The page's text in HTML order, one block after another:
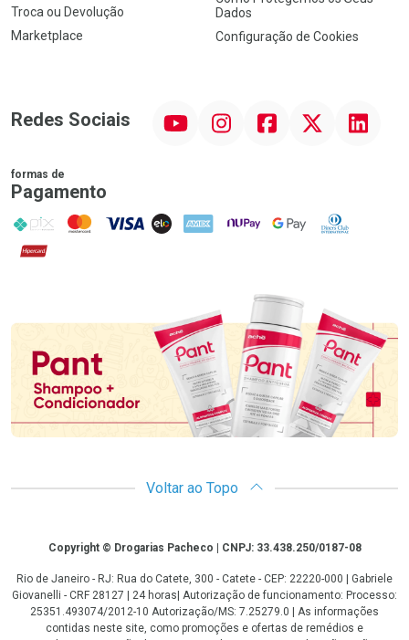
Troca ou Devolução
Marketplace
Dados
Configuração de Cookies
Redes Sociais InstagramFacebook Linkedin
formas de
Pagamento
PIX MasterCard
VISA ELO AMEX NuPay Google PayDiners Club
Hipercard
Promoção em Destaque
Voltar ao Topo
CopyrightCopyright © Drogarias Pacheco | CNPJ: 33.438.250/0187-08
Rio de Janeiro - RJ: Rua do Catete, 300 - Catete - CEP: 22220-000 | Gabriele
Giovanelli - CRF 28127 | 24 horas| Autorização de funcionamento: Processo:
25351.493074/2012-10 Autorização/MS: 7.25279.0 | As informações
contidas neste site, como promoções e ofertas de remédios e